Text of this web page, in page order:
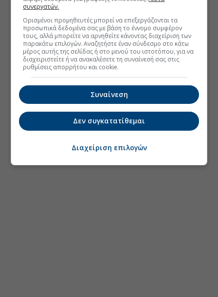
συνεργατών.
Ορισμένοι προμηθευτές μπορεί να επεξεργάζονται τα
προσωπικά δεδομένα σας με βάση το έννομο συμφέρον
τους, αλλά μπορείτε να αρνηθείτε κάνοντας διαχείριση των
παρακάτω επιλογών. Αναζητήστε έναν σύνδεσμο στο κάτω
μέρος αυτής της σελίδας ή στο μενού του ιστοτόπου, για να
διαχειριστείτε ή να ανακαλέσετε τη συναίνεσή σας στις
ρυθμίσεις απορρήτου και cookie.
Συναίνεση
Δεν συγκατατίθεμαι
Διαχείριση επιλογών